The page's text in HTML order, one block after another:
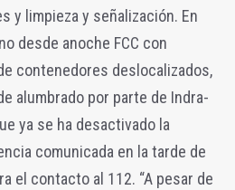
y limpieza y señalización. En
desde anoche FCC con
contenedores deslocalizados,
alumbrado por parte de Indra-
ya se ha desactivado la
comunicada en la tarde de
el contacto al 112. “A pesar de